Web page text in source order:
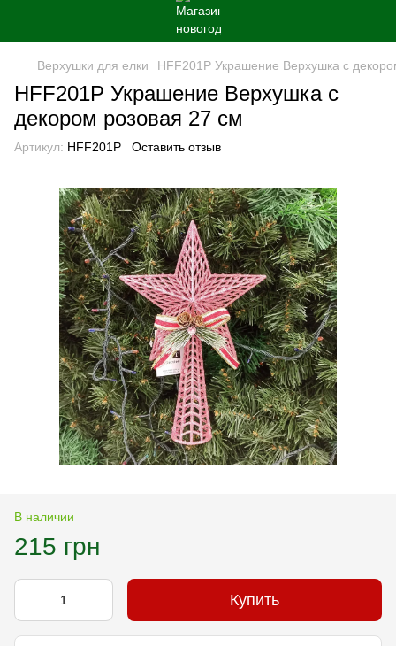
Верхушки для елки HFF201P Украшение Верхушка с
HFF201P Украшение Верхушка с
декором розовая 27 см
Артикул: HFF201P Оставить отзыв
В наличии
215 грн
Купить